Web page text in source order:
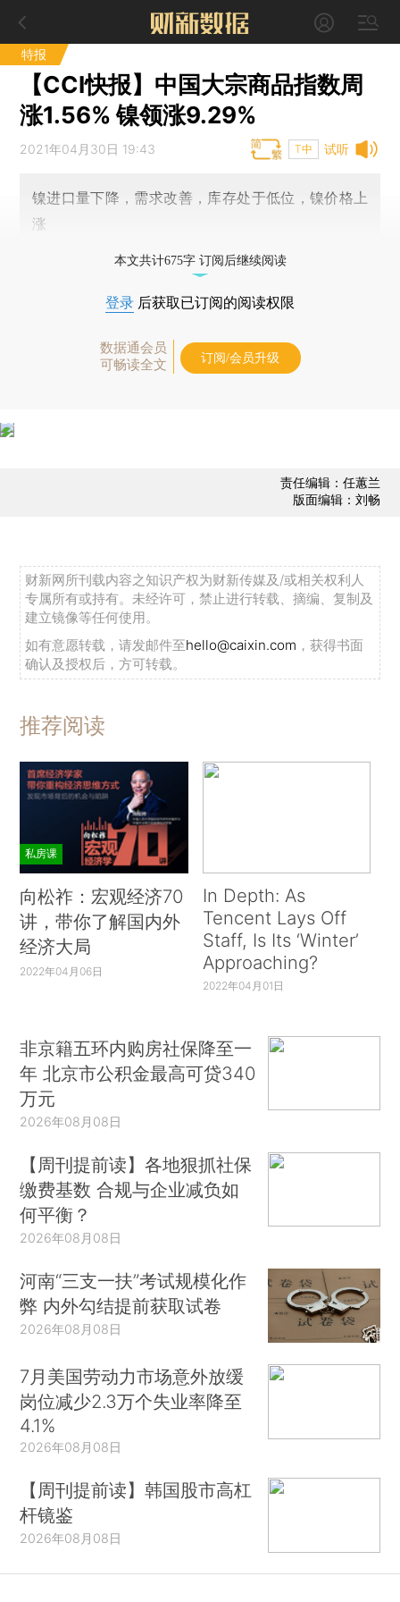
特报
【CCI快报】中国大宗商品指数周
涨1.56% 镍领涨9.29%
试听
2021年04月30日 19:43 T中
镍进口量下降，需求改善，库存处于低位，镍价格上
涨
本文共计675字 订阅后继续阅读
登录 后获取已订阅的阅读权限
数据通会员
可畅读全文
订阅/会员升级
责任编辑：任蕙兰
版面编辑：刘畅
财新网所刊载内容之知识产权为财新传媒及/或相关权利人
专属所有或持有。未经许可，禁止进行转载、摘编、复制及
建立镜像等任何使用。
如有意愿转载，请发邮件至hello@caixin.com ，获得书面
确认及授权后，方可转载。
推荐阅读
私房课
向松祚：宏观经济70
讲，带你了解国内外
经济大局
2022年04月06日
In Depth: As
Tencent Lays Off
Staff, Is Its ‘Winter’
Approaching?
2022年04月01日
非京籍五环内购房社保降至一
年 北京市公积金最高可贷340
万元
2026年08月08日
【周刊提前读】各地狠抓社保
缴费基数 合规与企业减负如
何平衡？
2026年08月08日
河南“三支一扶”考试规模化作
弊 内外勾结提前获取试卷
2026年08月08日
7月美国劳动力市场意外放缓
岗位减少2.3万个失业率降至
4.1%
2026年08月08日
【周刊提前读】韩国股市高杠
杆镜鉴
2026年08月08日